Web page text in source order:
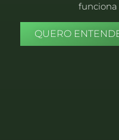
funciona
QUERO